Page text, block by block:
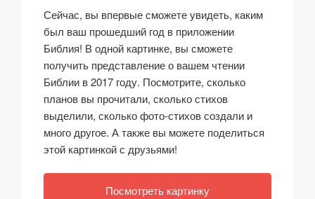
Сейчас, вы впервые сможете увидеть, каким
был ваш прошедший год в приложении
Библия! В одной картинке, вы сможете
получить представление о вашем чтении
Библии в 2017 году. Посмотрите, сколько
планов вы прочитали, сколько стихов
выделили, сколько фото-стихов создали и
много другое. А также вы можете поделиться
этой картинкой с друзьями!
Посмотреть картинку